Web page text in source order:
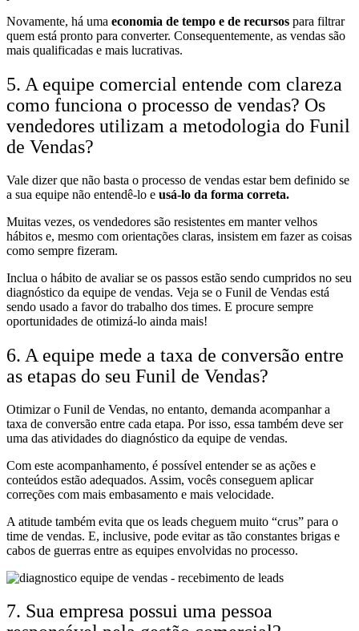
Novamente, há uma economia de tempo e de recursos para filtrar
quem está pronto para converter. Consequentemente, as vendas são
mais qualificadas e mais lucrativas.
5. A equipe comercial entende com clareza
como funciona o processo de vendas? Os
vendedores utilizam a metodologia do Funil
de Vendas?
Vale dizer que não basta o processo de vendas estar bem definido se
a sua equipe não entendê-lo e usá-lo da forma correta.
Muitas vezes, os vendedores são resistentes em manter velhos
hábitos e, mesmo com orientações claras, insistem em fazer as coisas
como sempre fizeram.
Inclua o hábito de avaliar se os passos estão sendo cumpridos no seu
diagnóstico da equipe de vendas. Veja se o Funil de Vendas está
sendo usado a favor do trabalho dos times. E procure sempre
oportunidades de otimizá-lo ainda mais!
6. A equipe mede a taxa de conversão entre
as etapas do seu Funil de Vendas?
Otimizar o Funil de Vendas, no entanto, demanda acompanhar a
taxa de conversão entre cada etapa. Por isso, essa também deve ser
uma das atividades do diagnóstico da equipe de vendas.
Com este acompanhamento, é possível entender se as ações e
conteúdos estão adequados. Assim, vocês conseguem aplicar
correções com mais embasamento e mais velocidade.
A atitude também evita que os leads cheguem muito “crus” para o
time de vendas. E, inclusive, pode evitar as tão constantes brigas e
cabos de guerras entre as equipes envolvidas no processo.
7. Sua empresa possui uma pessoa